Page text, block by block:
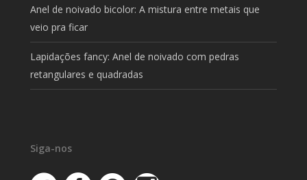
Anel de noivado bicolor: A mistura entre metais que
veio pra ficar
Lapidações fancy: Anel de noivado com pedras
retangulares e quadradas
Siga-nos